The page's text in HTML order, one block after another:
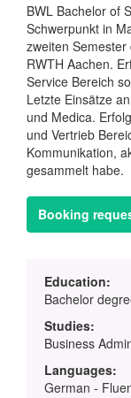
BWL Bachelor of
Schwerpunkt in
zweiten
RWTH Aachen.
Service Bereich
Letzte Einsätze
und Medica.
und Vertrieb
Kommunikation,
gesammelt habe.
Booking
Education:
Bachelor
Studies:
Business
Languages:
German -